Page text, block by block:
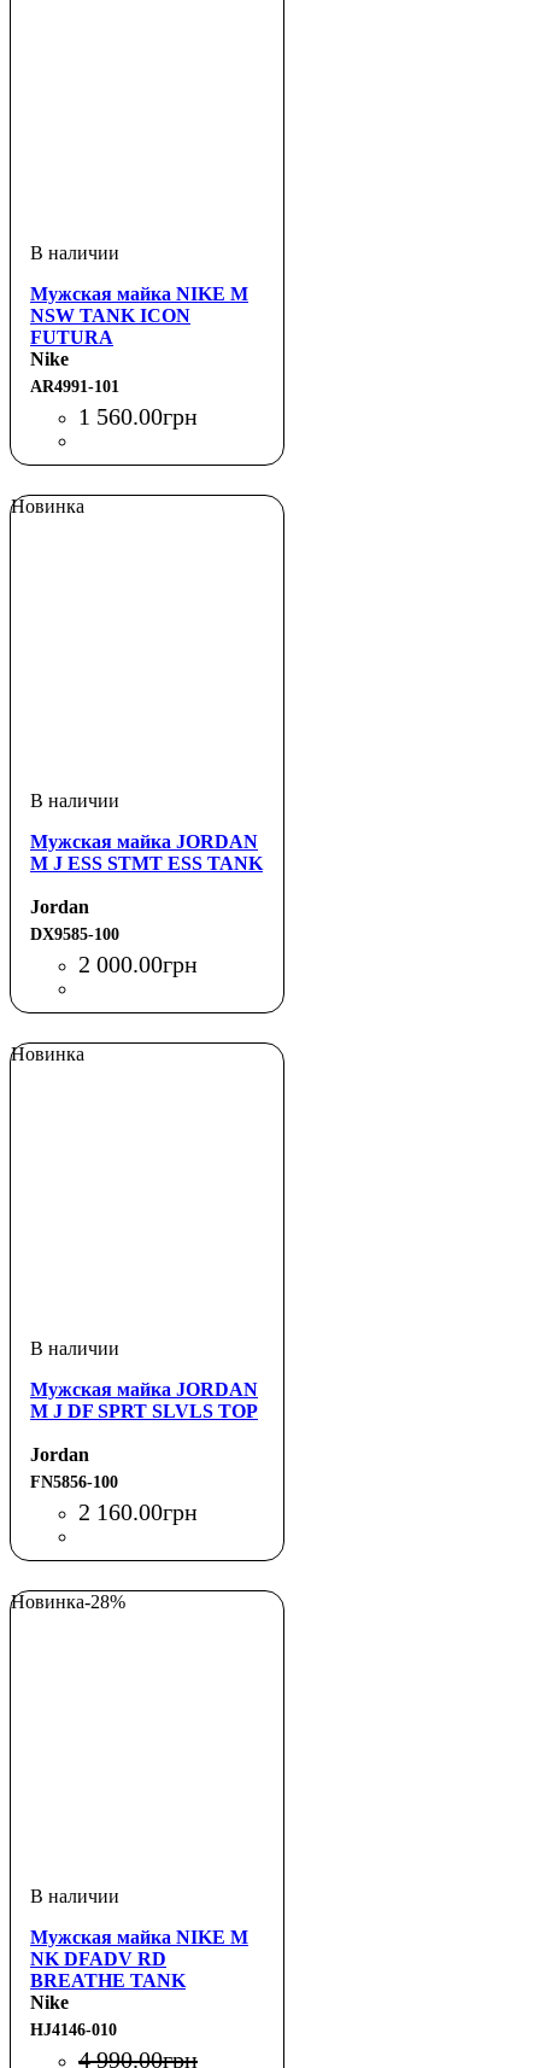
Мужская майка NIKE M
NSW TANK ICON
FUTURA
Nike
AR4991-101
1 560.00грн
Новинка
Мужская майка JORDAN
M J ESS STMT ESS TANK
Jordan
DX9585-100
2 000.00грн
Новинка
Мужская майка JORDAN
M J DF SPRT SLVLS TOP
Jordan
FN5856-100
2 160.00грн
Новинка-28%
Мужская майка NIKE M
NK DFADV RD
BREATHE TANK
Nike
HJ4146-010
4 990.00грн